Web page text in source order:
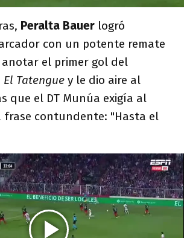
Peralta Bauer logró
con un potente remate
anotar el primer gol del
El Tatengue y le dio aire al
que el DT Munúa exigía al
frase contundente: "Hasta el